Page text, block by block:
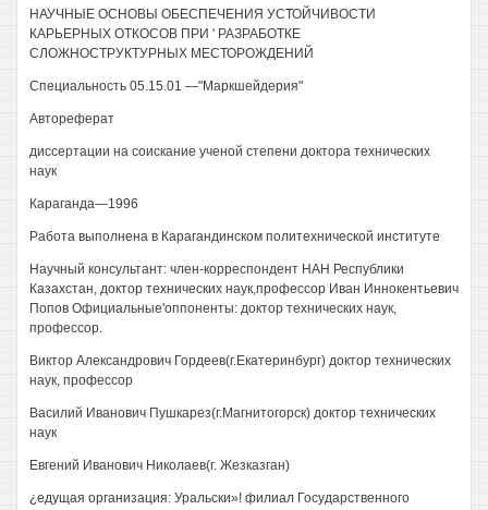
НАУЧНЫЕ ОСНОВЫ ОБЕСПЕЧЕНИЯ УСТОЙЧИВОСТИ
КАРЬЕРНЫХ ОТКОСОВ ПРИ ' РАЗРАБОТКЕ
СЛОЖНОСТРУКТУРНЫХ МЕСТОРОЖДЕНИЙ
Специальность 05.15.01 —"Маркшейдерия"
Автореферат
диссертации на соискание ученой степени доктора технических
наук
Караганда—1996
Работа выполнена в Карагандинском политехнической институте
Научный консультант: член-корреспондент HAH Республики
Казахстан, доктор технических наук,профессор Иван Иннокентьевич
Попов Официальные'оппоненты: доктор технических наук,
профессор.
Виктор Александрович Гордеев(г.Екатеринбург) доктор технических
наук, профессор
Василий Иванович Пушкарез(г.Магнитогорск) доктор технических
наук
Евгений Иванович Николаев(г. Жезказган)
¿едущая организация: Уральски»! филиал Государственного